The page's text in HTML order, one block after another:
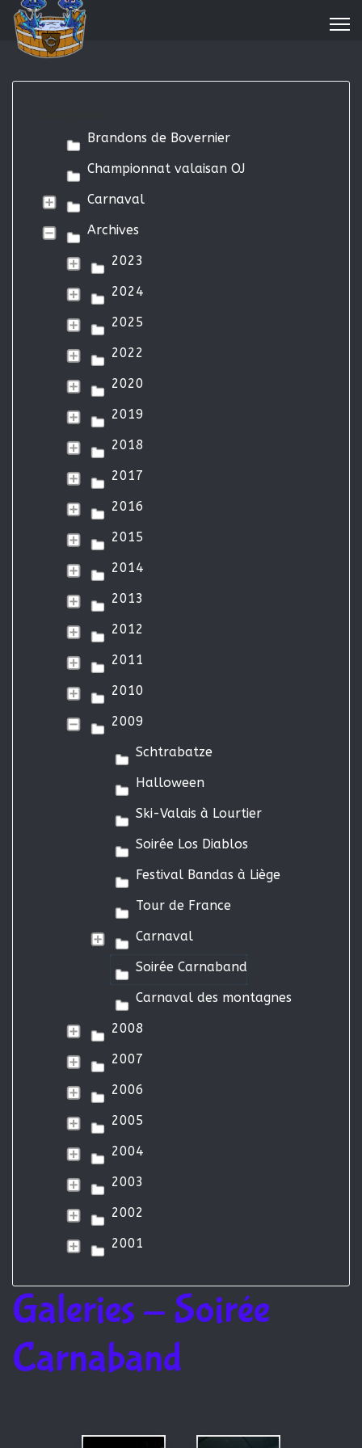
Brandons de Bovernier
Championnat valaisan OJ
Carnaval
Archives
2023
2024
2025
2022
2020
2019
2018
2017
2016
2015
2014
2013
2012
2011
2010
2009
Schtrabatze
Halloween
Ski-Valais à Lourtier
Soirée Los Diablos
Festival Bandas à Liège
Tour de France
Carnaval
Soirée Carnaband
Carnaval des montagnes
2008
2007
2006
2005
2004
2003
2002
2001
Galeries - Soirée
Carnaband